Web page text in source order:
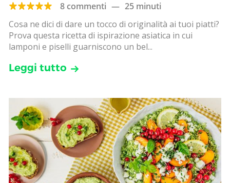
8 commenti — 25 minuti
Cosa ne dici di dare un tocco di originalità ai tuoi piatti?
Prova questa ricetta di ispirazione asiatica in cui
lamponi e piselli guarniscono un bel...
Leggi tutto